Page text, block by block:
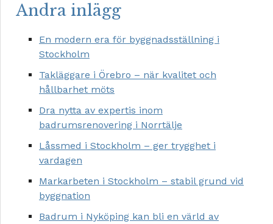
Andra inlägg
En modern era för byggnadsställning i
Stockholm
Takläggare i Örebro – när kvalitet och
hållbarhet möts
Dra nytta av expertis inom
badrumsrenovering i Norrtälje
Låssmed i Stockholm – ger trygghet i
vardagen
Markarbeten i Stockholm – stabil grund vid
byggnation
Badrum i Nyköping kan bli en värld av